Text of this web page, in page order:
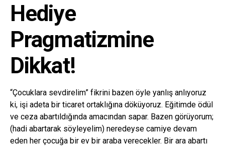
Hediye
Pragmatizmine
Dikkat!
“Çocuklara sevdirelim” fikrini bazen öyle yanlış anlıyoruz
ki, işi adeta bir ticaret ortaklığına döküyoruz. Eğitimde ödül
ve ceza abartıldığında amacından sapar. Bazen görüyorum;
(hadi abartarak söyleyelim) neredeyse camiye devam
eden her çocuğa bir ev bir araba verecekler. Bir ara abartı